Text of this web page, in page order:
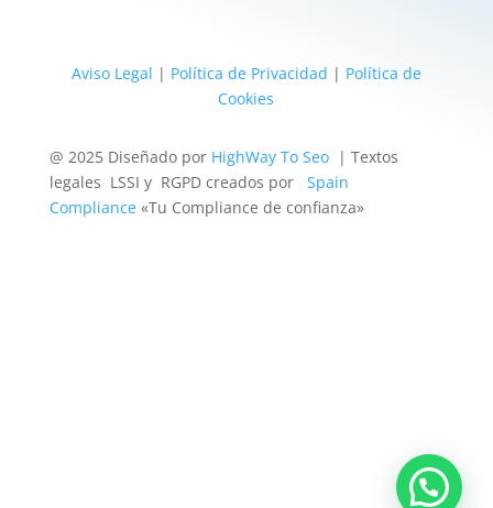
Aviso Legal | Política de Privacidad | Política de
Cookies
@ 2025 Diseñado por HighWay To Seo| Textos
legales LSSI y RGPD creados por Spain
Compliance«Tu Compliance de confianza»